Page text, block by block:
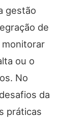
gestão
de
ou o
No
da
práticas